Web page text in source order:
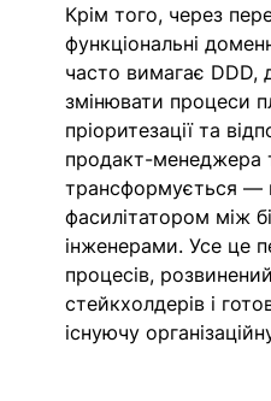
Крім того, через
функціональні
часто вимагає DDD,
змінювати процеси
пріоритезації та
продакт-менеджера
трансформується —
фасилітатором між
інженерами. Усе це
процесів,
стейкхолдерів і
існуючу